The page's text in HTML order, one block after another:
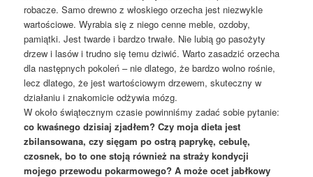
robacze. Samo drewno z włoskiego orzecha jest niezwykle
wartościowe. Wyrabia się z niego cenne meble, ozdoby,
pamiątki. Jest twarde i bardzo trwałe. Nie lubią go pasożyty
drzew i lasów i trudno się temu dziwić. Warto zasadzić orzecha
dla następnych pokoleń – nie dlatego, że bardzo wolno rośnie,
lecz dlatego, że jest wartościowym drzewem, skuteczny w
działaniu i znakomicie odżywia mózg.
W około świątecznym czasie powinniśmy zadać sobie pytanie:
co kwaśnego dzisiaj zjadłem? Czy moja dieta jest
zbilansowana, czy sięgam po ostrą paprykę, cebulę,
czosnek, bo to one stoją również na straży kondycji
mojego przewodu pokarmowego? A może ocet jabłkowy